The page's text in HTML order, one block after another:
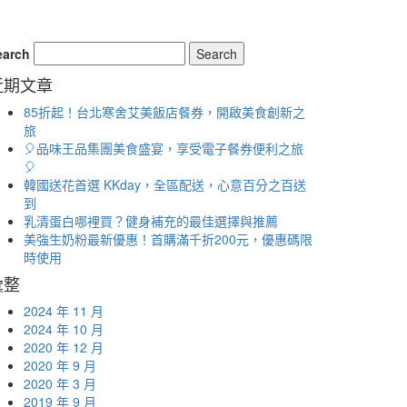
文章
85折起！台北寒舍艾美飯店餐券，開啟美食創新之
旅
🎈品味王品集團美食盛宴，享受電子餐券便利之旅
🎈
韓國送花首選 KKday，全區配送，心意百分之百送
到
乳清蛋白哪裡買？健身補充的最佳選擇與推薦
美強生奶粉最新優惠！首購滿千折200元，優惠碼限
時使用
2024 年 11 月
2024 年 10 月
2020 年 12 月
2020 年 9 月
2020 年 3 月
2019 年 9 月